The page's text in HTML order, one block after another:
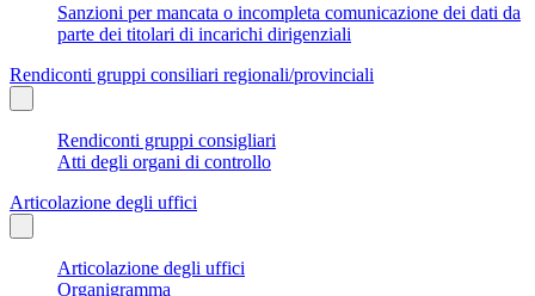
Sanzioni per mancata o incompleta comunicazione dei dati da
parte dei titolari di incarichi dirigenziali
Rendiconti gruppi consiliari regionali/provinciali
Rendiconti gruppi consigliari
Atti degli organi di controllo
Articolazione degli uffici
Articolazione degli uffici
Organigramma